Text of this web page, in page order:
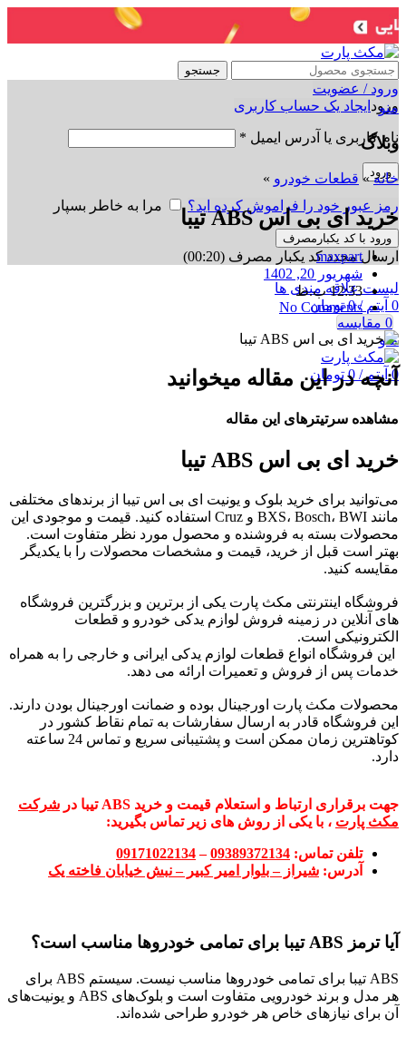
جستجو
ورود / عضویت
ورود ایجاد یک حساب کاربری
نام کاربری یا آدرس ایمیل *
ورود
رمز عبور خود را فراموش کرده اید؟ مرا به خاطر بسپار
ورود با کد یکبارمصرف
ارسال مجدد کد یکبار مصرف (00:
20
)
لیست علاقه مندی ها
0 آیتم /
0 تومان
0 مقایسه
منو
0 آیتم /
0 تومان
منو
وبلاگ
خانه» قطعات خودرو »
خرید ای بی اس ABS تیبا
maxpart
شهریور 20, 1402
12:33 ب.ظ
No Comments
آنچه در این مقاله میخوانید
مشاهده سرتیترهای این مقاله
خرید ای بی اس ABS تیبا
می‌توانید برای خرید بلوک و یونیت ای بی اس تیبا از برندهای مختلفی
مانند BXS، Bosch، BWI و Cruz استفاده کنید. قیمت و موجودی این
محصولات بسته به فروشنده و محصول مورد نظر متفاوت است.
بهتر است قبل از خرید، قیمت و مشخصات محصولات را با یکدیگر
مقایسه کنید.
فروشگاه اینترنتی مکث پارت یکی از برترین و بزرگترین فروشگاه
های آنلاین در زمینه فروش لوازم یدکی خودرو و قطعات
الکترونیکی است.
این فروشگاه انواع قطعات لوازم یدکی ایرانی و خارجی را به همراه
خدمات پس از فروش و تعمیرات ارائه می دهد.
محصولات مکث پارت اورجینال بوده و ضمانت اورجینال بودن دارند.
این فروشگاه قادر به ارسال سفارشات به تمام نقاط کشور در
کوتاهترین زمان ممکن است و پشتیبانی سریع و تماس 24 ساعته
دارد.
جهت برقراری ارتباط و استعلام قیمت و خرید ABS تیبا در شرکت
مکث پارت ، با یکی از روش های زیر تماس بگیرید:
تلفن تماس: 09389372134
–
09171022134
آدرس: شیراز – بلوار امیر کبیر – نبش خیابان فاخته یک
آیا ترمز ABS تیبا برای تمامی خودروها مناسب است؟
ABS تیبا برای تمامی خودروها مناسب نیست. سیستم ABS برای
هر مدل و برند خودرویی متفاوت است و بلوک‌های ABS و یونیت‌های
آن برای نیازهای خاص هر خودرو طراحی شده‌اند.